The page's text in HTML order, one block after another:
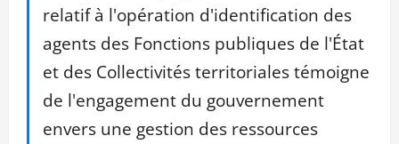
relatif à l'opération d'identification des
agents des Fonctions publiques de l'État
et des Collectivités territoriales témoigne
de l'engagement du gouvernement
envers une gestion des ressources